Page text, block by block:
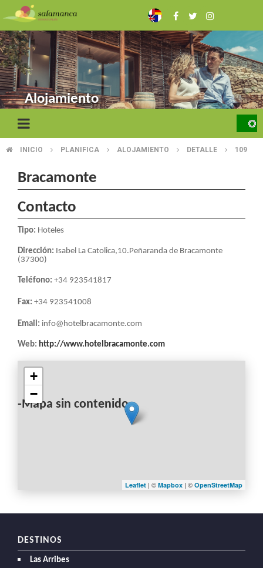
to
main
content
Alojamiento
BREADCRUMB
INICIO PLANIFICA ALOJAMIENTO DETALLE 109
Bracamonte
Contacto
Tipo: Hoteles
Dirección: Isabel La Catolica,10.Peñaranda de Bracamonte
(37300)
Teléfono: +34 923541817
Fax: +34 923541008
Email: info@hotelbracamonte.com
Web: http://www.hotelbracamonte.com
-Mapa sin contenido-
+
−
Leaflet | © Mapbox | © OpenStreetMap
DESTINOS
Las Arribes